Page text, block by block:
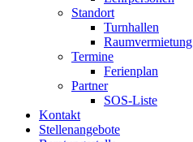
Standort
Turnhallen
Raumvermietung
Termine
Ferienplan
Partner
SOS-Liste
Kontakt
Stellenangebote